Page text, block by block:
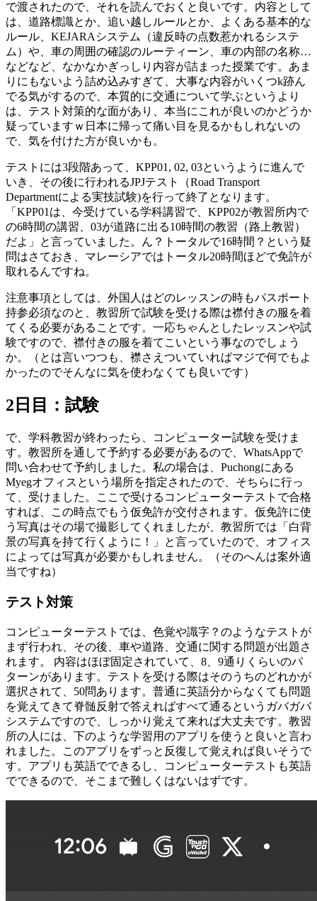
で渡されたので、それを読んでおくと良いです。内容として
は、道路標識とか、追い越しルールとか、よくある基本的な
ルール、KEJARAシステム（違反時の点数惹かれるシステ
ム）や、車の周囲の確認のルーティーン、車の内部の名称…
などなど、なかなかぎっしり内容が詰まった授業です。あま
りにもないよう詰め込みすぎて、大事な内容がいくつk跡ん
でる気がするので、本質的に交通について学ぶというより
は、テスト対策的な面があり、本当にこれが良いのかどうか
疑っていますｗ日本に帰って痛い目を見るかもしれないの
で、気を付けた方が良いかも。
テストには3段階あって、KPP01, 02, 03というように進んで
いき、その後に行われるJPJテスト（Road Transport
Departmentによる実技試験)を行って終了となります。
「KPP01は、今受けている学科講習で、KPP02が教習所内で
の6時間の講習、03が道路に出る10時間の教習（路上教習）
だよ」と言っていました。ん？トータルで16時間？という疑
問はさておき、マレーシアではトータル20時間ほどで免許が
取れるんですね。
注意事項としては、外国人はどのレッスンの時もパスポート
持参必須なのと、教習所で試験を受ける際は襟付きの服を着
てくる必要があることです。一応ちゃんとしたレッスンや試
験ですので、襟付きの服を着てこいという事なのでしょう
か。（とは言いつつも、襟さえついていればマジで何でもよ
かったのでそんなに気を使わなくても良いです）
2日目：試験
で、学科教習が終わったら、コンピューター試験を受けま
す。教習所を通して予約する必要があるので、WhatsAppで
問い合わせて予約しました。私の場合は、Puchongにある
Myegオフィスという場所を指定されたので、そちらに行っ
て、受けました。ここで受けるコンピューターテストで合格
すれば、この時点でもう仮免許が交付されます。仮免許に使
う写真はその場で撮影してくれましたが、教習所では「白背
景の写真を持て行くように！」と言っていたので、オフィス
によっては写真が必要かもしれません。（そのへんは案外適
当ですね）
テスト対策
コンピューターテストでは、色覚や識字？のようなテストが
まず行われ、その後、車や道路、交通に関する問題が出題さ
れます。 内容はほぼ固定されていて、8、9通りくらいのパ
ターンがあります。テストを受ける際はそのうちのどれかが
選択されて、50問あります。普通に英語分からなくても問題
を覚えてきて脊髄反射で答えればすべて通るというガバガバ
システムですので、しっかり覚えて来れば大丈夫です。教習
所の人には、下のような学習用のアプリを使うと良いと言わ
れました。このアプリをずっと反復して覚えれば良いそうで
す。アプリも英語でできるし、コンピューターテストも英語
でできるので、そこまで難しくはないはずです。